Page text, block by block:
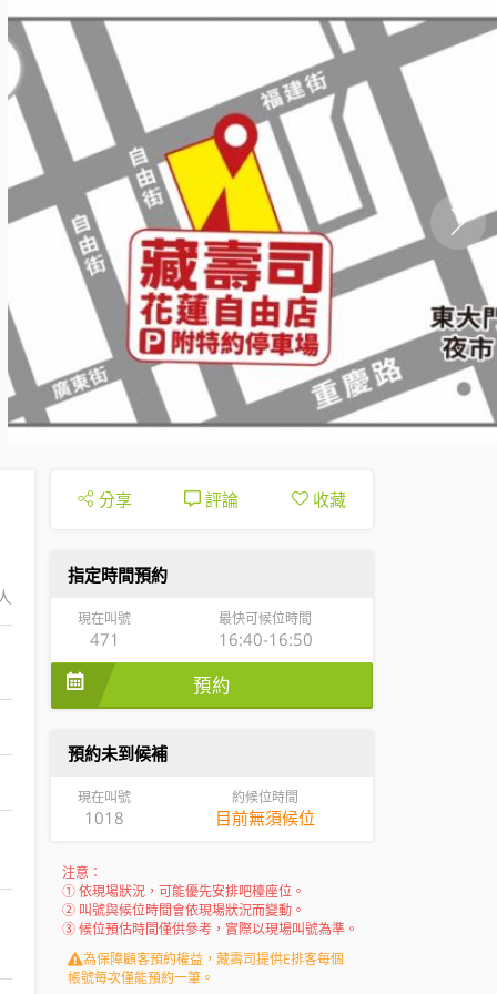
分享 評論 收藏
指定時間預約
現在叫號
471
最快可候位時間
16:40-16:50
預約
預約未到候補
現在叫號
1018
約候位時間
目前無須候位
注意：
① 依現場狀況，可能優先安排吧檯座位。
② 叫號與候位時間會依現場狀況而變動。
③ 候位預估時間僅供參考，實際以現場叫號為準。
為保障顧客預約權益，藏壽司提供E排客每個
帳號每次僅能預約一筆。